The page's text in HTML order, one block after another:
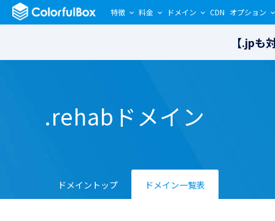
特徴 料金 ドメイン CDN オプション
【.jpも
.rehabドメイン
ドメイントップ ドメイン一覧表